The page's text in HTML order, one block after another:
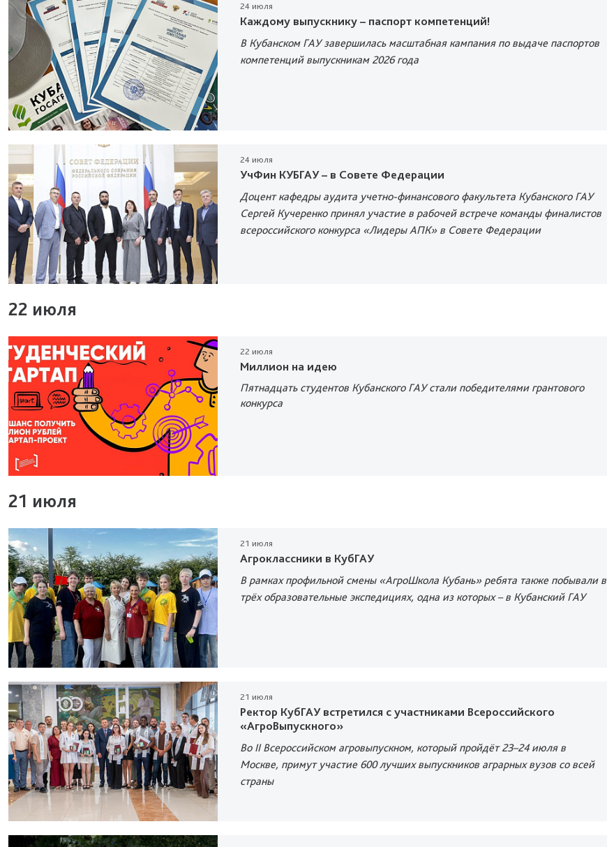
24 июля
Каждому выпускнику – паспорт компетенций!
В Кубанском ГАУ завершилась масштабная кампания по выдаче паспортов
компетенций выпускникам 2026 года
24 июля
УчФин КУБГАУ – в Совете Федерации
Доцент кафедры аудита учетно-финансового факультета Кубанского ГАУ
Сергей Кучеренко принял участие в рабочей встрече команды финалистов
всероссийского конкурса «Лидеры АПК» в Совете Федерации
22 июля
22 июля
Миллион на идею
Пятнадцать студентов Кубанского ГАУ стали победителями грантового
конкурса
21 июля
21 июля
Агроклассники в КубГАУ
В рамках профильной смены «АгроШкола Кубань» ребята также побывали в
трёх образовательные экспедициях, одна из которых – в Кубанский ГАУ
21 июля
Ректор КубГАУ встретился с участниками Всероссийского
«АгроВыпускного»
Во II Всероссийском агровыпускном, который пройдёт 23–24 июля в
Москве, примут участие 600 лучших выпускников аграрных вузов со всей
страны